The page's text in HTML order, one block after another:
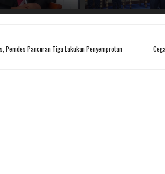
Pemdes Pancuran Tiga Lakukan Penyemprotan